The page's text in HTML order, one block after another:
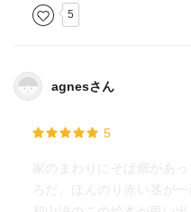
でした。
この絵は、一度みたら忘れ
「うみのみずはなぜから
知っていましたが、娘は
あったので、今回読み
た。
5
agnesさん
5
家のまわりにそば畑があ
ろだ。ほんのり赤い茎が